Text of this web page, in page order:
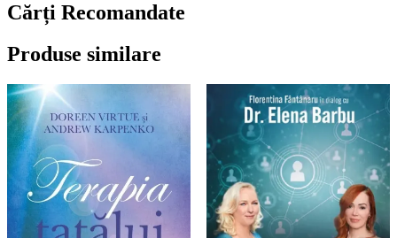
Cărți Recomandate
Produse similare